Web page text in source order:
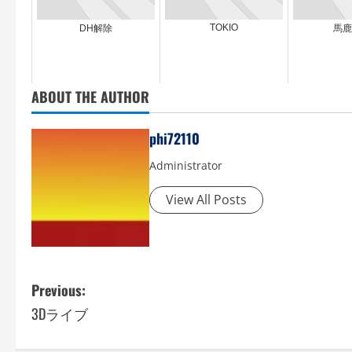
DH解除 TOKIO 馬
ABOUT THE AUTHOR
phi72110
Administrator
View All Posts
P
o
Previous:
3Dライブ